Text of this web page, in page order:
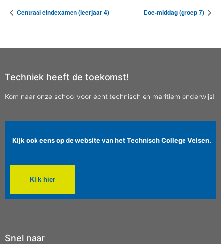
Centraal eindexamen (leerjaar 4) Doe-middag (groep 7)
Techniek heeft de toekomst!
Kom naar onze school voor ècht technisch en maritiem onderwijs!
Kijk ook eens op de website van het Technisch College Velsen.
Klik hier
Snel naar